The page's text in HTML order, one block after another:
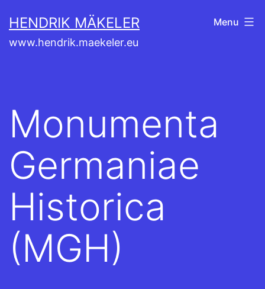
au
contenu
HENDRIK MÄKELER
www.hendrik.maekeler.eu
Menu
Monumenta
Germaniae
Historica
(MGH)